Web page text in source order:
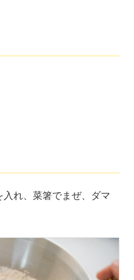
れ、菜箸でまぜ、ダマ